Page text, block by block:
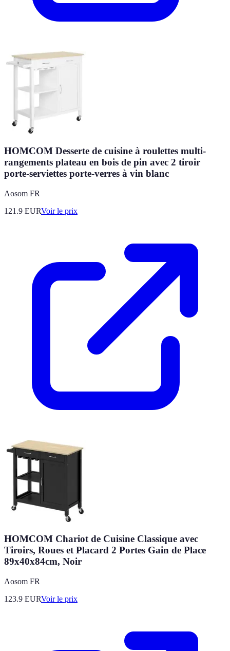
HOMCOM Desserte de cuisine à roulettes multi-
rangements plateau en bois de pin avec 2 tiroir
porte-serviettes porte-verres à vin blanc
Aosom FR
121.9 EURVoir le prix
HOMCOM Chariot de Cuisine Classique avec
Tiroirs, Roues et Placard 2 Portes Gain de Place
89x40x84cm, Noir
Aosom FR
123.9 EURVoir le prix